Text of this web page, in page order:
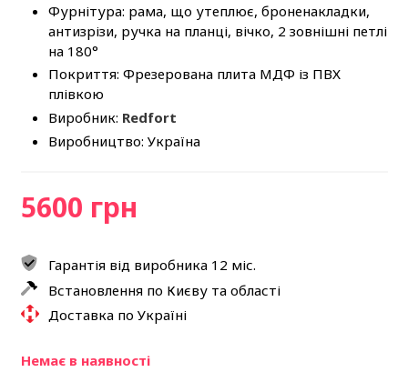
Фурнітура: рама, що утеплює, броненакладки,
антизрізи, ручка на планці, вічко, 2 зовнішні петлі
на 180°
Покриття: Фрезерована плита МДФ із ПВХ
плівкою
Виробник: Redfort
Виробництво: Україна
5600 грн
Гарантія від виробника 12 міс.
Встановлення по Києву та області
Доставка по Україні
Немає в наявності